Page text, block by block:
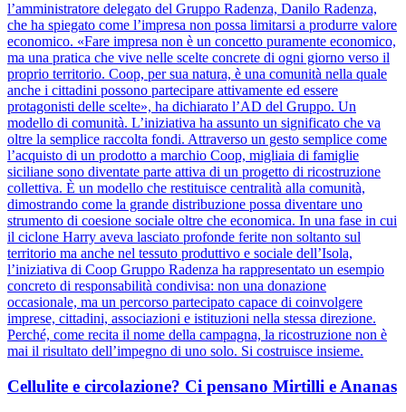
l’amministratore delegato del Gruppo Radenza, Danilo Radenza,
che ha spiegato come l’impresa non possa limitarsi a produrre valore
economico. «Fare impresa non è un concetto puramente economico,
ma una pratica che vive nelle scelte concrete di ogni giorno verso il
proprio territorio. Coop, per sua natura, è una comunità nella quale
anche i cittadini possono partecipare attivamente ed essere
protagonisti delle scelte», ha dichiarato l’AD del Gruppo. Un
modello di comunità. L’iniziativa ha assunto un significato che va
oltre la semplice raccolta fondi. Attraverso un gesto semplice come
l’acquisto di un prodotto a marchio Coop, migliaia di famiglie
siciliane sono diventate parte attiva di un progetto di ricostruzione
collettiva. È un modello che restituisce centralità alla comunità,
dimostrando come la grande distribuzione possa diventare uno
strumento di coesione sociale oltre che economica. In una fase in cui
il ciclone Harry aveva lasciato profonde ferite non soltanto sul
territorio ma anche nel tessuto produttivo e sociale dell’Isola,
l’iniziativa di Coop Gruppo Radenza ha rappresentato un esempio
concreto di responsabilità condivisa: non una donazione
occasionale, ma un percorso partecipato capace di coinvolgere
imprese, cittadini, associazioni e istituzioni nella stessa direzione.
Perché, come recita il nome della campagna, la ricostruzione non è
mai il risultato dell’impegno di uno solo. Si costruisce insieme.
Cellulite e circolazione? Ci pensano Mirtilli e Ananas